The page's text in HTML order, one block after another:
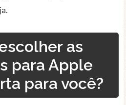
as
para Apple
para você?